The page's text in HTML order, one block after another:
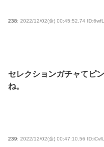
238: 2022/12/02(金) 00:45:52.74
セレクションガチャてピ
ね。
239: 2022/12/02(金) 00:47:10.56